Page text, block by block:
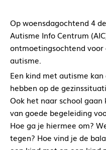
Op woensdagochtend 4
Autisme Info Centrum
ontmoetingsochtend
autisme.
Een kind met autisme
hebben op de
Ook het naar school
van goede begeleiding
Hoe ga je hiermee om?
tegen? Hoe vind je de